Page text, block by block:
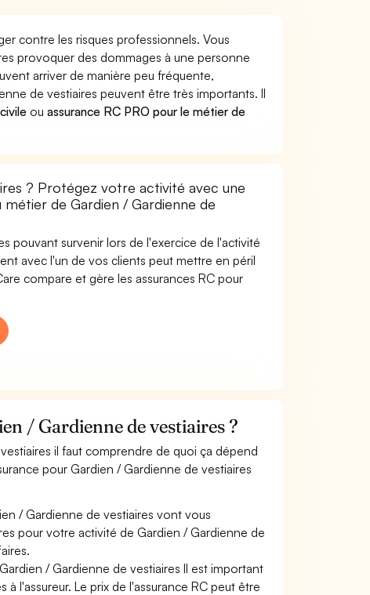
contre les risques professionnels. Vous
provoquer des dommages à une personne
arriver de manière peu fréquente,
de vestiaires peuvent être très importants. Il
ouassurance RC PRO pour le métier de
? Protégez votre activité avec une
de Gardien / Gardienne de
pouvant survenir lors de l'exercice de l'activité
avec l'un de vos clients peut mettre en péril
compare et gère les assurances RC pour
/ Gardienne de vestiaires ?
il faut comprendre de quoi ça dépend
pour Gardien / Gardienne de vestiaires
/ Gardienne de vestiaires vont vous
pour votre activité de Gardien / Gardienne de
/ Gardienne de vestiaires Il est important
l'assureur. Le prix de l'assurance RC peut être